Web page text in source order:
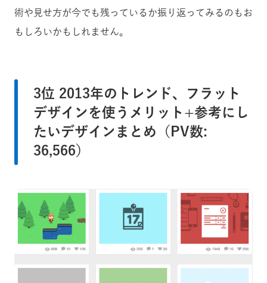
術や見せ方が今でも残っているか振り返ってみるのもお
もしろいかもしれません。
3位 2013年のトレンド、フラット
デザインを使うメリット+参考にし
たいデザインまとめ（PV数:
36,566）